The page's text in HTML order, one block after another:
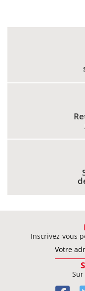
Inscrivez-vous